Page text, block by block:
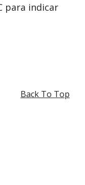
para indicar
Back To Top